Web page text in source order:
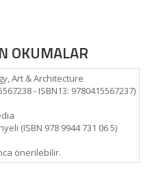
OKUMALAR
Art & Architecture
- ISBN13: 9780415567237)
(ISBN 978 9944 731 06 5)
önerilebilir.